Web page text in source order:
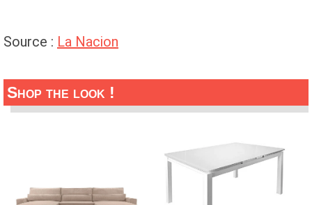
Source : La Nacion
Shop the look !